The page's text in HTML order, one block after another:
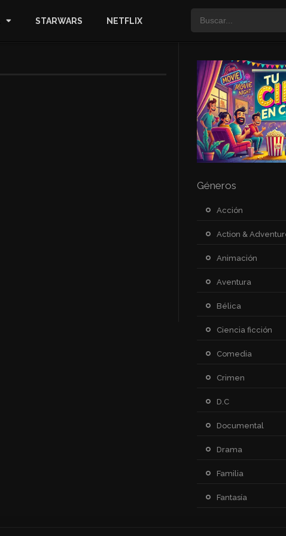
STARWARS NETFLIX
Géneros
Acción
Action &
Animación
Aventura
Bélica
Ciencia ficción
Comedia
Crimen
D.C
Documental
Drama
Familia
Fantasía